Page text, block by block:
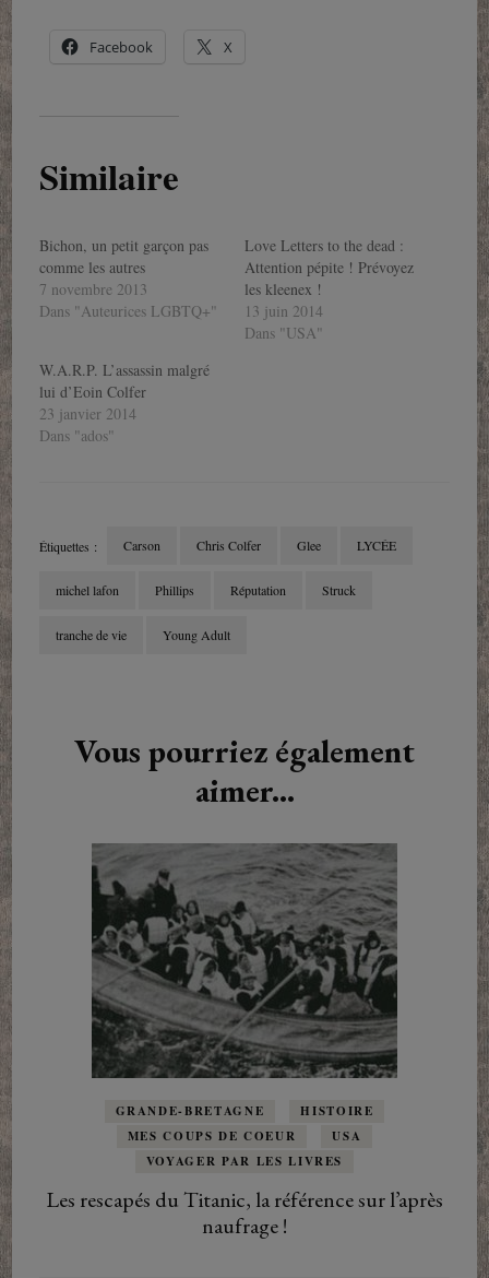
Facebook X
Similaire
Bichon, un petit garçon pas
comme les autres
7 novembre 2013
Dans "Auteurices LGBTQ+"
Love Letters to the dead :
Attention pépite ! Prévoyez
les kleenex !
13 juin 2014
Dans "USA"
W.A.R.P. L’assassin malgré
lui d’Eoin Colfer
23 janvier 2014
Dans "ados"
Étiquettes : Carson Chris Colfer Glee LYCÉE
michel lafon Phillips Réputation Struck
tranche de vie Young Adult
Vous pourriez également
aimer...
GRANDE-BRETAGNE
HISTOIRE
MES COUPS DE COEUR
USA
VOYAGER PAR LES LIVRES
Les rescapés du Titanic, la référence sur l’après
naufrage !